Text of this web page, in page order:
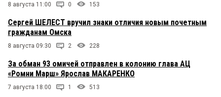
8 августа 11:00 0 153
Сергей ШЕЛЕСТ вручил знаки отличия новым почетным
гражданам Омска
8 августа 09:30 2 228
За обман 93 омичей отправлен в колонию глава АЦ
«Ромни Марш» Ярослав МАКАРЕНКО
7 августа 18:00 1 513